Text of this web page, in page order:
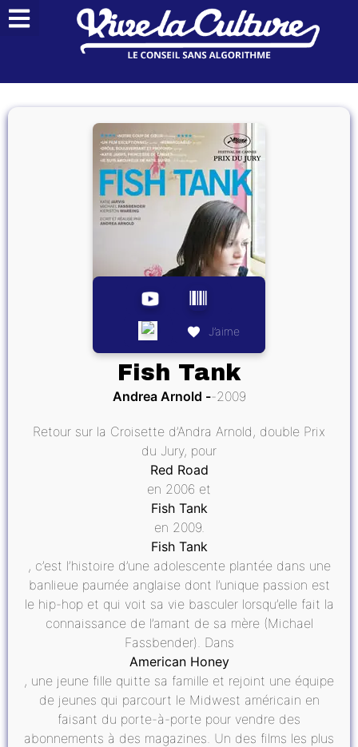
J’aime
Fish Tank
Andrea Arnold 2009
Retour sur la Croisette d’Andra Arnold, double Prix
du Jury, pour
Red Road
en 2006 et
Fish Tank
en 2009.
Fish Tank
, c’est l’histoire d’une adolescente plantée dans une
banlieue paumée anglaise dont l’unique passion est
le hip-hop et qui voit sa vie basculer lorsqu’elle fait la
connaissance de l’amant de sa mère (Michael
Fassbender). Dans
American Honey
, une jeune fille quitte sa famille et rejoint une équipe
de jeunes qui parcourt le Midwest américain en
faisant du porte-à-porte pour vendre des
abonnements à des magazines. Un des films les plus